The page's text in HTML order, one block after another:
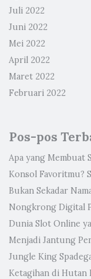
Juli 2022
Juni 2022
Mei 2022
April 2022
Maret 2022
Februari 2022
Pos-pos
Apa yang Membuat
Konsol Favoritmu?
Bukan Sekadar
Nongkrong Digital
Dunia Slot Online
Menjadi Jantung
Jungle King
Ketagihan di Hutan